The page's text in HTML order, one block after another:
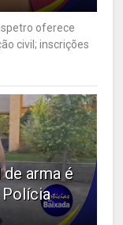
oferece
civil; inscrições
arma é
Polícia